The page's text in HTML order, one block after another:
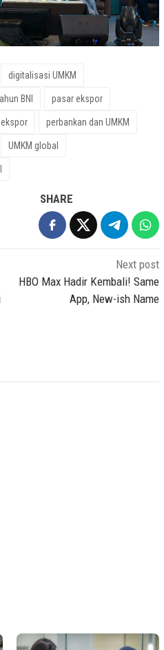
digitalisasi UMKM
BNI pasar ekspor
perbankan dan UMKM
UMKM global
SHARE
Next post
HBO Max Hadir Kembali! Same
App, New-ish Name